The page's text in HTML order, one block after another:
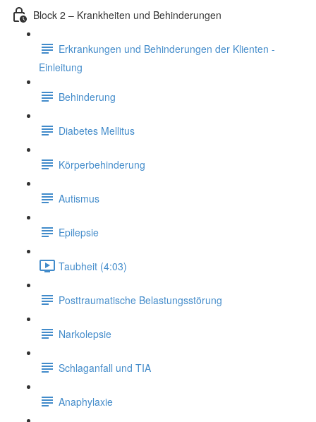
Block 2 – Krankheiten und Behinderungen
Erkrankungen und Behinderungen der Klienten -
Einleitung
Behinderung
Diabetes Mellitus
Körperbehinderung
Autismus
Epilepsie
Taubheit (4:03)
Posttraumatische Belastungsstörung
Narkolepsie
Schlaganfall und TIA
Anaphylaxie